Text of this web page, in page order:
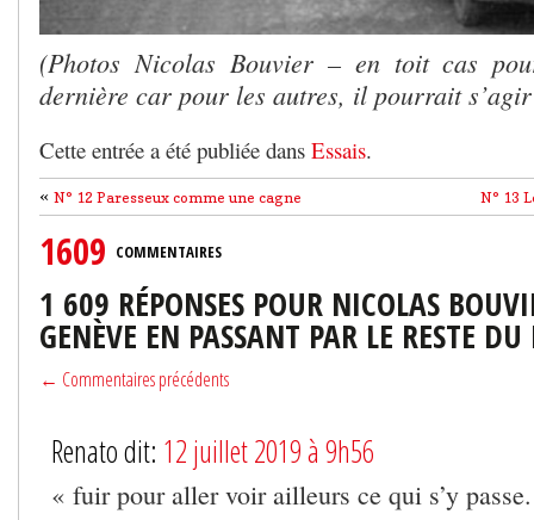
(Photos Nicolas Bouvier – en toit cas
dernière car pour les autres, il pourrait
Cette entrée a été publiée dans Essais.
N° 13
« N° 12 Paresseux comme une cagne
1609 COMMENTAIRES
1 609 RÉPONSES POUR NICOLAS
GENÈVE EN PASSANT PAR LE RESTE
← Commentaires précédents
Renato dit: 12 juillet 2019 à 9h56
« fuir pour aller voir ailleurs ce qui s’y